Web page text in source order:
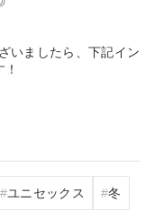
いましたら、下記イン
ユニセックス 冬